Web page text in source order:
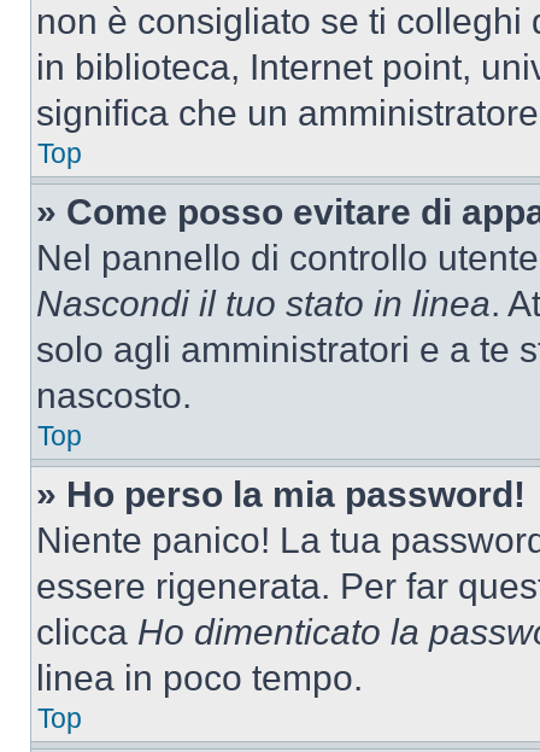
non è consigliato se ti
in biblioteca, Internet point,
significa che un
Top
» Come posso evitare di
Nel pannello di controllo
Nascondi il tuo stato in linea.
solo agli amministratori e a te
nascosto.
Top
» Ho perso la mia password!
Niente panico! La tua
essere rigenerata. Per far
clicca Ho dimenticato la
linea in poco tempo.
Top